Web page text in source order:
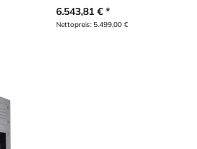
6.543,81€
Nettopreis: 5.499,00€